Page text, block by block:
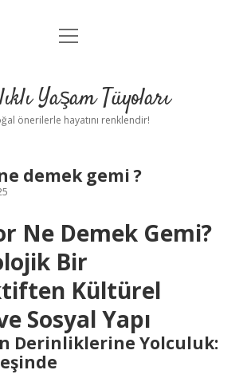
Anasayfa
Yasal Uyarı
menüyü
Yaşam Tüyoları
önerilerle hayatını renklendir!
demek gemi ?
Ne Demek Gemi?
Bir
Kültürel
Sosyal Yapı
Derinliklerine Yolculuk: